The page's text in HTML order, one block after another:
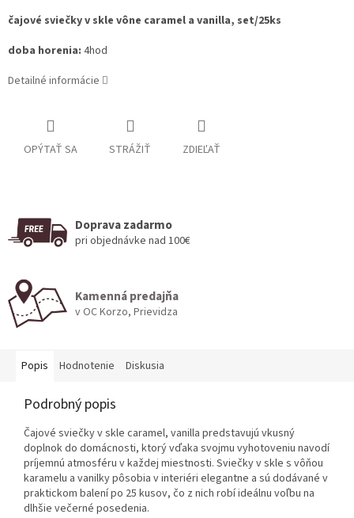
čajové sviečky v skle vône caramel a vanilla, set/25ks
doba horenia: 4hod
Detailné informácie
OPÝTAŤ SA STRÁŽIŤ ZDIEĽAŤ
Doprava zadarmo
pri objednávke nad 100€
Kamenná predajňa
v OC Korzo, Prievidza
Popis Hodnotenie Diskusia
Podrobný popis
Čajové sviečky v skle caramel, vanilla predstavujú vkusný
doplnok do domácnosti, ktorý vďaka svojmu vyhotoveniu navodí
príjemnú atmosféru v každej miestnosti. Sviečky v skle s vôňou
karamelu a vanilky pôsobia v interiéri elegantne a sú dodávané v
praktickom balení po 25 kusov, čo z nich robí ideálnu voľbu na
dlhšie večerné posedenia.